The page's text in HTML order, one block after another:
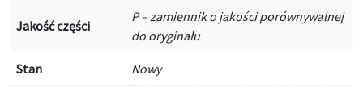
Jakość części
P – zamiennik o jakości porównywalnej
do oryginału
Stan Nowy